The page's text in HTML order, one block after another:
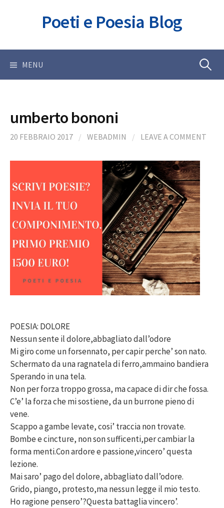
Poeti e Poesia Blog
MENU Ricerca
umberto bononi
20 FEBBRAIO 2017 / WEBADMIN / LEAVE A COMMENT
POESIA: DOLORE
Nessun sente il dolore,abbagliato dall’odore
Mi giro come un forsennato, per capir perche’ son nato.
Schermato da una ragnatela di ferro,ammaino bandiera
Sperando in una tela.
Non per forza troppo grossa, ma capace di dir che fossa.
C’e’ la forza che mi sostiene, da un burrone pieno di
vene.
Scappo a gambe levate, cosi’ traccia non trovate.
Bombe e cincture, non son sufficenti,per cambiar la
forma menti.Con ardore e passione,vincero’ questa
lezione.
Mai saro’ pago del dolore, abbagliato dall’odore.
Grido, piango, protesto,ma nessun legge il mio testo.
Ho ragione pensero’?Questa battaglia vincero’.